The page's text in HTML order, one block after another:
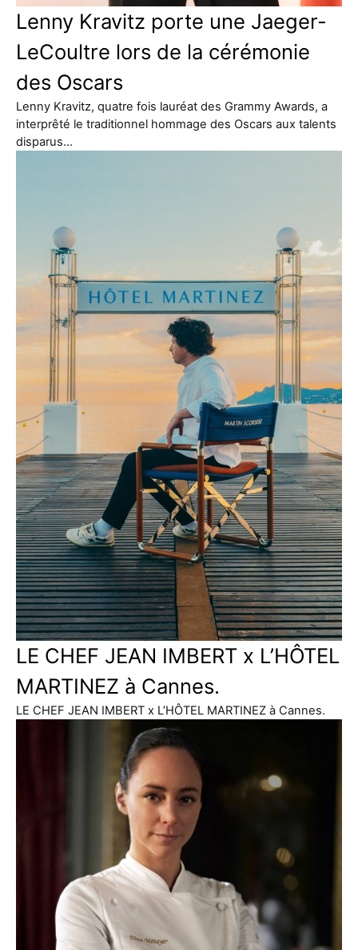
Lenny Kravitz porte une Jaeger-
LeCoultre lors de la cérémonie
des Oscars
Lenny Kravitz, quatre fois lauréat des Grammy Awards, a
interprêté le traditionnel hommage des Oscars aux talents
disparus…
LE CHEF JEAN IMBERT x L’HÔTEL
MARTINEZ à Cannes.
LE CHEF JEAN IMBERT x L’HÔTEL MARTINEZ à Cannes.